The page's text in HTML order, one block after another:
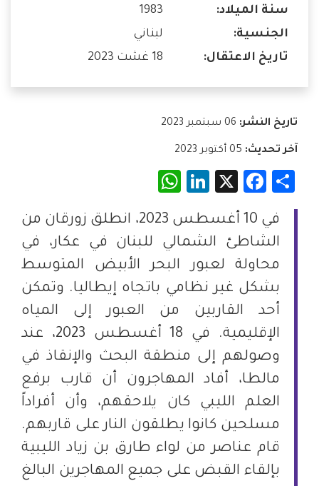
سنة الميلاد:
1983
الجنسية:
لبناني
تاريخ الاعتقال:
18 غشت 2023
تاريخ النشر:
آخر تحديث:
Share
Facebook
LinkedIn
في 10 أغسطس 2023، انطلق زورقان من
الشاطئ الشمالي للبنان في عكار، في
محاولة لعبور البحر الأبيض المتوسط
بشكل غير نظامي باتجاه إيطاليا. وتمكن
أحد القاربين من العبور إلى المياه
الإقليمية. في 18 أغسطس 2023، عند
وصولهم إلى منطقة البحث والإنقاذ في
مالطا، أفاد المهاجرون أن قارب برفع
العلم الليبي كان يلاحقهم، وأن أفراداً
مسلحين كانوا يطلقون النار على قاربهم.
قام عناصر من لواء طارق بن زياد الليبية
بإلقاء القبض على جميع المهاجرين البالغ